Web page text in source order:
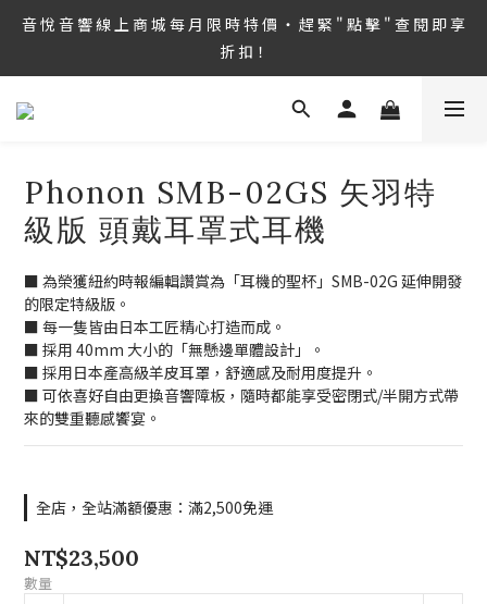
8/6 ~ 8/9 第36屆 TAA 國 際 Hi-End 音 響 大 展 情 熱 開 演 ‧  音 悅
音 響 1127 號 房 期 待 與 您 相 見
音 悅 音 響 線 上 商 城 每 月 限 時 特 價 ‧ 趕 緊 " 點 擊 " 查 閱 即 享
折 扣！
8/6 ~ 8/9 第36屆 TAA 國 際 Hi-End 音 響 大 展 情 熱 開 演 ‧  音 悅
Phonon SMB-02GS 矢羽特
級版 頭戴耳罩式耳機
■ 為榮獲紐約時報編輯讚賞為「耳機的聖杯」SMB-02G 延伸開發
的限定特級版。
■ 每一隻皆由日本工匠精心打造而成。
■ 採用 40mm 大小的「無懸邊單體設計」。
■ 採用日本產高級羊皮耳罩，舒適感及耐用度提升。
■ 可依喜好自由更換音響障板，隨時都能享受密閉式/半開方式帶
來的雙重聽感饗宴。
全店，全站滿額優惠：滿2,500免運
NT$23,500
數量